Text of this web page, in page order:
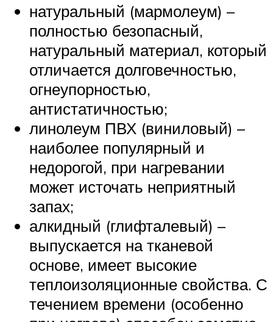
натуральный (мармолеум) –
полностью безопасный,
натуральный материал, который
отличается долговечностью,
огнеупорностью,
антистатичностью;
линолеум ПВХ (виниловый) –
наиболее популярный и
недорогой, при нагревании
может источать неприятный
запах;
алкидный (глифталевый) –
выпускается на тканевой
основе, имеет высокие
теплоизоляционные свойства. С
течением времени (особенно